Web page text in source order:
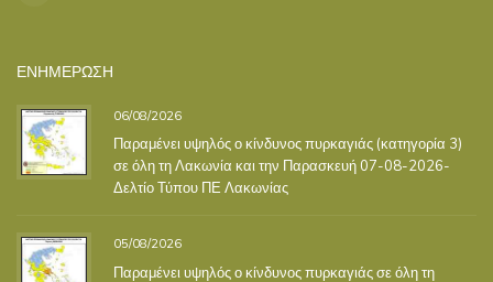
ΕΝΗΜΕΡΩΣΗ
06/08/2026
Παραμένει υψηλός ο κίνδυνος πυρκαγιάς (κατηγορία 3)
σε όλη τη Λακωνία και την Παρασκευή 07-08-2026-
Δελτίο Τύπου ΠΕ Λακωνίας
05/08/2026
Παραμένει υψηλός ο κίνδυνος πυρκαγιάς σε όλη τη